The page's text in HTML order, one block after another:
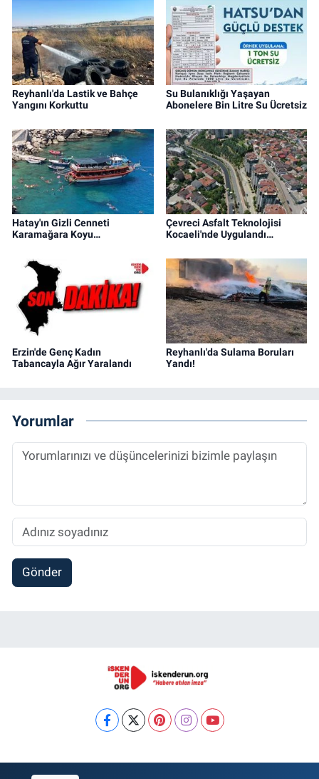
Reyhanlı'da Lastik ve Bahçe
Yangını Korkuttu
Su Bulanıklığı Yaşayan
Abonelere Bin Litre Su Ücretsiz
Hatay'ın Gizli Cenneti
Karamağara Koyu…
Çevreci Asfalt Teknolojisi
Kocaeli'nde Uygulandı…
Erzin'de Genç Kadın
Tabancayla Ağır Yaralandı
Reyhanlı'da Sulama Boruları
Yandı!
Yorumlar
Gönder